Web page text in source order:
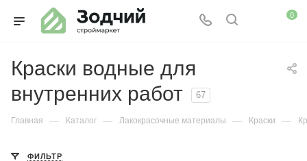
0
Краски водные для
внутренних работ
67
Главная — Каталог — Лакокрасочные материалы — Краски —
ФИЛЬТР